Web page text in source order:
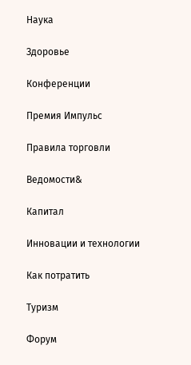
Наука
Здоровье
Конференции
Премия Импульс
Правила торговли
Ведомости&
Капитал
Инновации и технологии
Как потратить
Туризм
Форум